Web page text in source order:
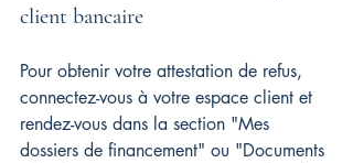
client bancaire
Pour obtenir votre attestation de refus,
connectez-vous à votre espace client et
rendez-vous dans la section "Mes
dossiers de financement" ou "Documents